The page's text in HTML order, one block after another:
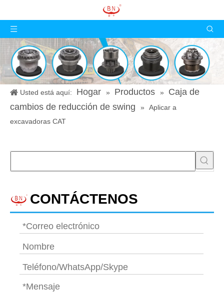
Usted está aquí: Hogar » Productos »
Caja de
cambios de reducción de swing
»
Aplicar a
excavadoras CAT
CONTÁCTENOS